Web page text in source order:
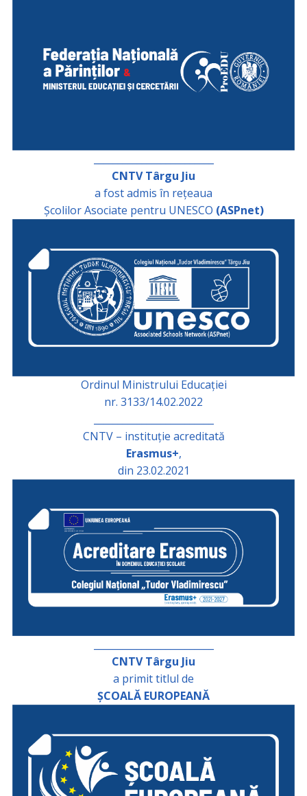
CNTV Târgu Jiu
a fost admis în rețeaua
Școlilor Asociate pentru UNESCO (ASPnet)
Ordinul Ministrului Educației
nr. 3133/14.02.2022
CNTV – instituție acreditată
Erasmus+,
din 23.02.2021
CNTV Târgu Jiu
a primit titlul de
ȘCOALĂ EUROPEANĂ